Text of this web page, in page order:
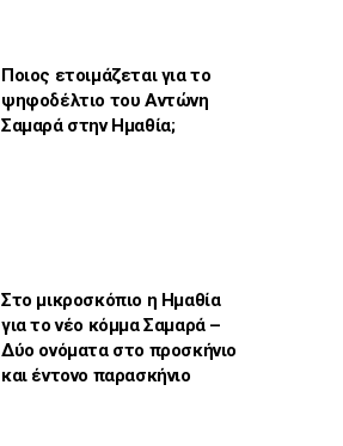
Ποιος ετοιμάζεται για το
ψηφοδέλτιο του Αντώνη
Σαμαρά στην Ημαθία;
Στο μικροσκόπιο η Ημαθία
για το νέο κόμμα Σαμαρά –
Δύο ονόματα στο προσκήνιο
και έντονο παρασκήνιο